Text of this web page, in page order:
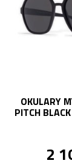
OKULARY
PITCH
2